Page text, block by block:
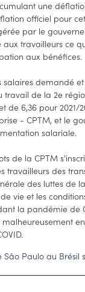
une
officiel pour
par le
aux travailleurs ce
aux bénéfices.
salaires demandé
de la 2e
de 6,36 pour
- CPTM, et le
salariale.
de la CPTM
travailleurs des
des luttes de
vie et les
la pandémie de
São Paulo au